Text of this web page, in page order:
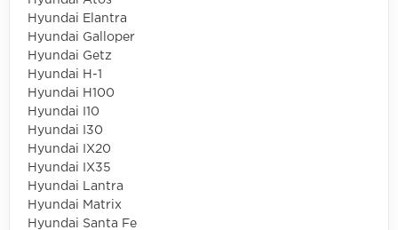
Hyundai Elantra
Hyundai Galloper
Hyundai Getz
Hyundai H-1
Hyundai H100
Hyundai I10
Hyundai I30
Hyundai IX20
Hyundai IX35
Hyundai Lantra
Hyundai Matrix
Hyundai Santa Fe